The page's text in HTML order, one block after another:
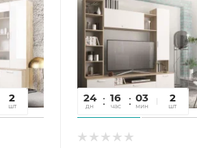
29
сек
2
шт
24
дн
16
час
03
мин
29
сек
2
шт